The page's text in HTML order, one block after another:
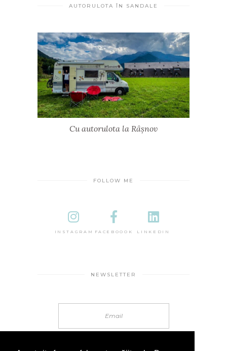
AUTORULOTA ÎN SANDALE
Cu autorulota la Râșnov
FOLLOW ME
INSTAGRAM FACEBOOOK LINKEDIN
NEWSLETTER